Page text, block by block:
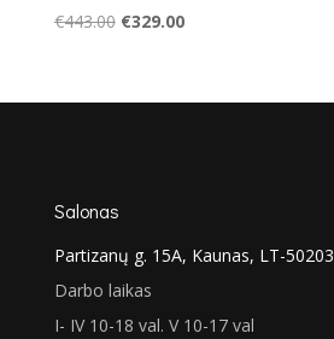
€443.00 Original
€443.00.
€329.00Current
€329.00.
Salonas
Partizanų g. 15A, Kaunas, LT-50203
Darbo laikas
I- IV 10-18 val. V 10-17 val